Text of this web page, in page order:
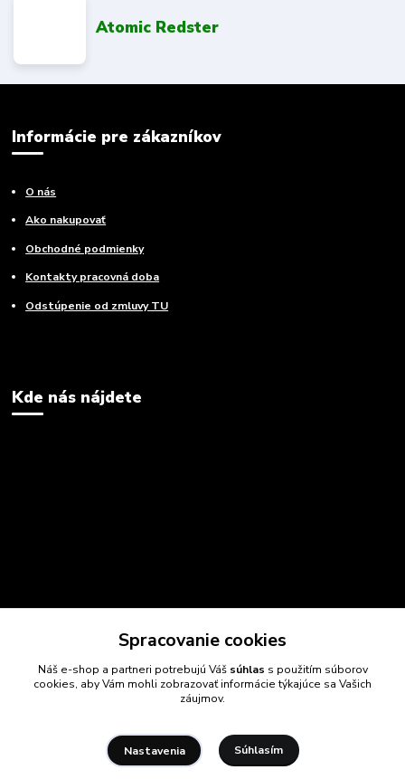
Atomic Redster
Informácie pre zákazníkov
O nás
Ako nakupovať
Obchodné podmienky
Kontakty pracovná doba
Odstúpenie od zmluvy TU
Kde nás nájdete
Spracovanie cookies
Náš e-shop a partneri potrebujú Váš súhlas s použitím súborov
cookies, aby Vám mohli zobrazovať informácie týkajúce sa Vašich
záujmov.
Nastavenia Súhlasím